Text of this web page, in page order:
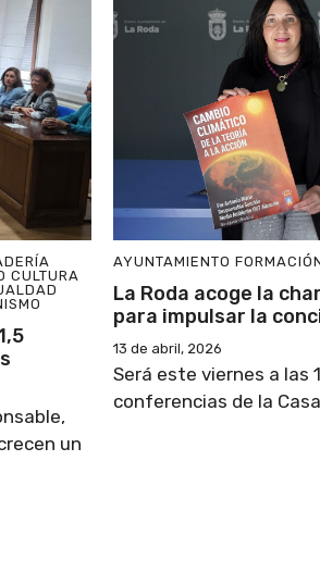
CULTURA
un
AYUNTAMIENTO
La Roda acoge la
para impulsar la
13 de abril, 2026
Será este viernes a las
conferencias de la